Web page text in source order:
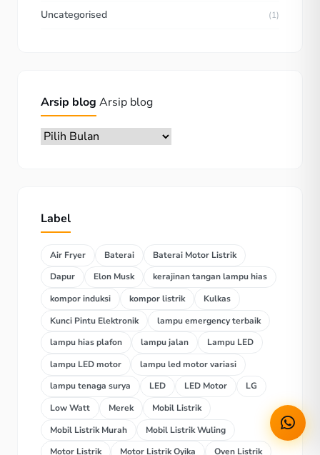
Uncategorised (1)
Arsip blog Arsip blog
Label
Air Fryer Baterai
Baterai Motor Listrik
Dapur
Elon Musk
kerajinan tangan lampu hias
kompor induksi
kompor listrik
Kulkas
Kunci Pintu Elektronik
lampu emergency terbaik
lampu hias plafon
lampu jalan
Lampu LED
lampu LED motor
lampu led motor variasi
lampu tenaga surya
LED LED Motor
LG
Low Watt
Merek
Mobil Listrik
Mobil Listrik Murah
Mobil Listrik Wuling
Motor Listrik
Motor Listrik Oyika Oven Listrik